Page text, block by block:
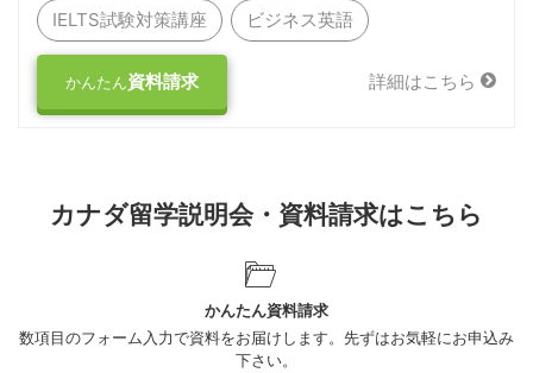
IELTS試験対策講座 ビジネス英語
かんたん資料請求 詳細はこちら
カナダ留学説明会・資料請求はこちら
かんたん資料請求
数項目のフォーム入力で資料をお届けします。先ずはお気軽にお申込み
下さい。